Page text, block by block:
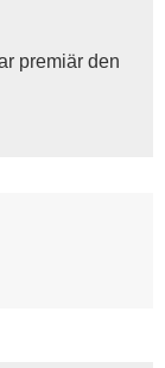
premiär den